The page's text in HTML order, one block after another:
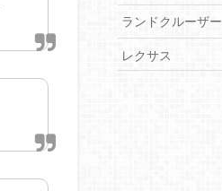
ランドクルーザー
レクサス